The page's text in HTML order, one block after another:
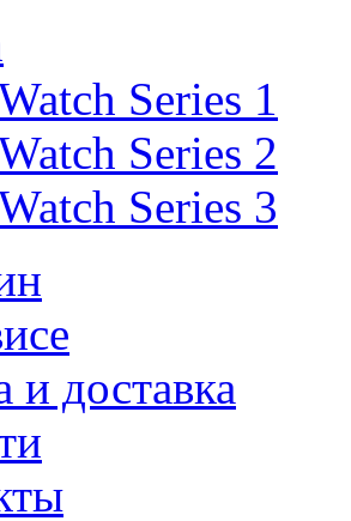
Series 1
Series 2
Series 3
и доставка